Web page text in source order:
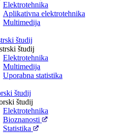
Elektrotehnika
Aplikativna elektrotehnika
Multimedija
študij
študij
Elektrotehnika
Multimedija
Uporabna statistika
študij
študij
Elektrotehnika
Bioznanosti
Statistika